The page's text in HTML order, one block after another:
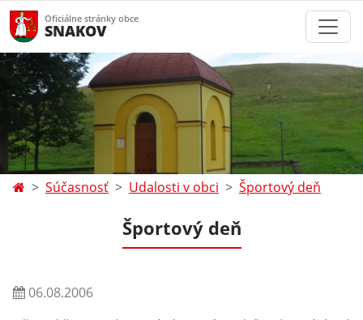
Oficiálne stránky obce
SNAKOV
Súčasnosť Udalosti v obci Športový deň
Športový deň
06.08.2006